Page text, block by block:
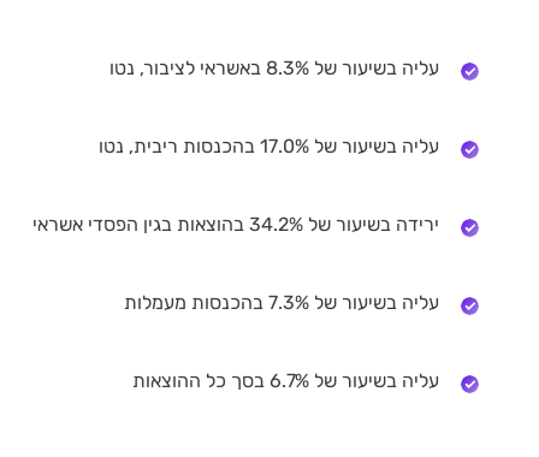
עליה בשיעור של 8.3% באשראי לציבור, נטו
עליה בשיעור של 17.0% בהכנסות ריבית, נטו
ירידה בשיעור של 34.2% בהוצאות בגין הפסדי אשראי
עליה בשיעור של 7.3% בהכנסות מעמלות
עליה בשיעור של 6.7% בסך כל ההוצאות